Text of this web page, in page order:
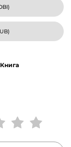
—
стане
прагнучи
Але доля
тіло й
)
)